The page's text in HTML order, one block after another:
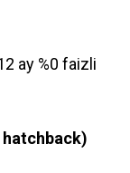
ay %0 faizli
hatchback)